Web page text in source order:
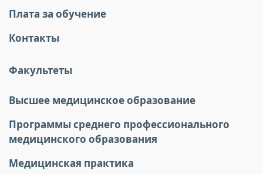
Плата за обучение
Контакты
Факультеты
Высшее медицинское образование
Программы среднего профессионального
медицинского образования
Медицинская практика